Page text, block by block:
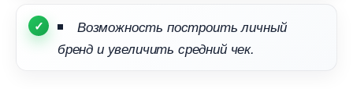
озможность построить личный
ренд и увеличить средний чек.